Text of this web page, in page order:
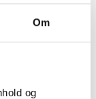
Om
og